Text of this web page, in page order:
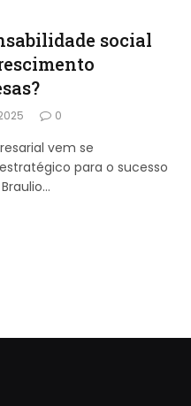
social
0
vem se
para o sucesso